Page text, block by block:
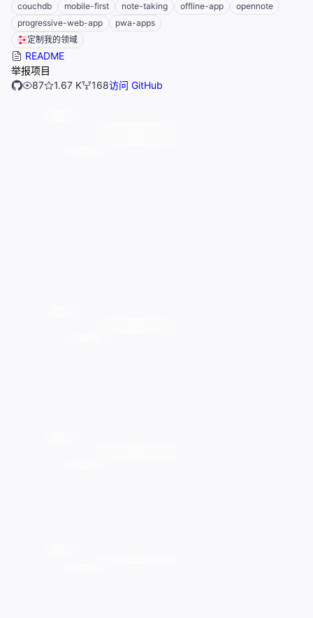
couchdb mobile-first note-taking offline-app
opennote
progressive-web-app
pwa-apps
定制我的领域
README
举报项目
87
1.67 K 168访问 GitHub